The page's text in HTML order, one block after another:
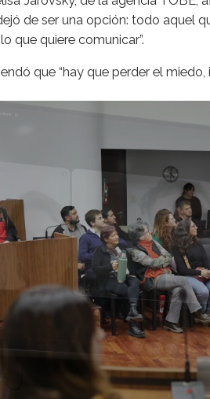
de ser una opción: todo aquel
que quiere comunicar”.
que “hay que perder el miedo,